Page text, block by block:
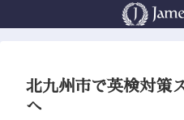
北九州市で英検対策
へ